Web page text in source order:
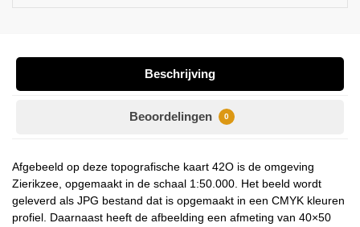
Beschrijving
Beoordelingen 0
Afgebeeld op deze topografische kaart 42O is de omgeving
Zierikzee, opgemaakt in de schaal 1:50.000. Het beeld wordt
geleverd als JPG bestand dat is opgemaakt in een CMYK kleuren
profiel. Daarnaast heeft de afbeelding een afmeting van 40×50